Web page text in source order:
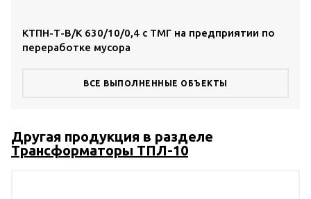
КТПН-Т-В/К 630/10/0,4 с ТМГ на предприятии по
переработке мусора
ВСЕ ВЫПОЛНЕННЫЕ ОБЪЕКТЫ
Другая продукция в разделе
Трансформаторы ТПЛ-10